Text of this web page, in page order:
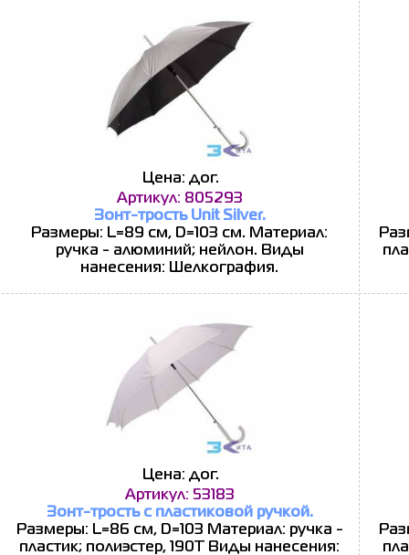
Цена: дог.
Артикул: 805293
Зонт-трость Unit Silver.
Размеры: L=89 см, D=103 см. Материал:
ручка - алюминий; нейлон. Виды
нанесения: Шелкография.
Цена: дог.
Артикул: 53183
Зонт-трость с пластиковой ручкой.
Размеры: L=86 см, D=103 Материал: ручка -
пластик; полиэстер, 190Т Виды нанесения: